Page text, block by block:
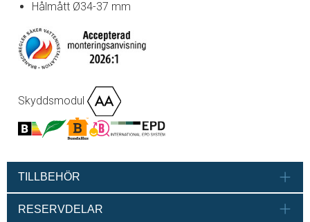
Hålmått Ø34-37 mm
Skyddsmodul
TILLBEHÖR
RESERVDELAR